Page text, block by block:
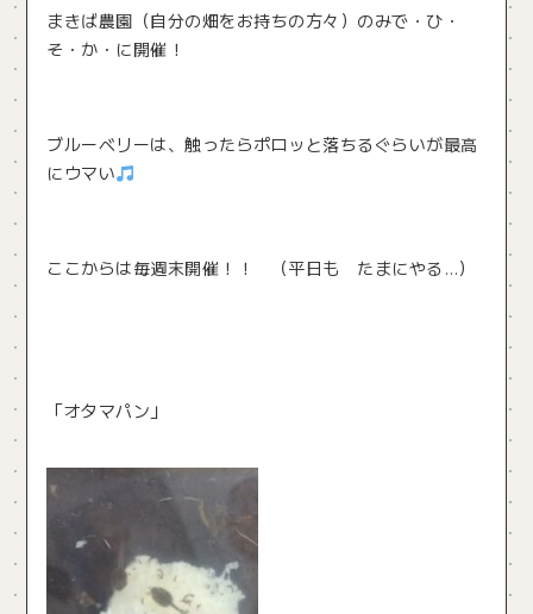
まきば農園（自分の畑をお持ちの方々）のみで・ひ・
そ・か・に開催！
ブルーベリーは、触ったらポロッと落ちるぐらいが最高
にウマい
ここからは毎週末開催！！ （平日も たまにやる…）
「オタマパン」